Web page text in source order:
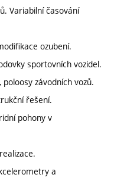
Variabilní časování
ozubení.
sportovních vozidel.
závodních vozů.
řešení.
pohony v
a